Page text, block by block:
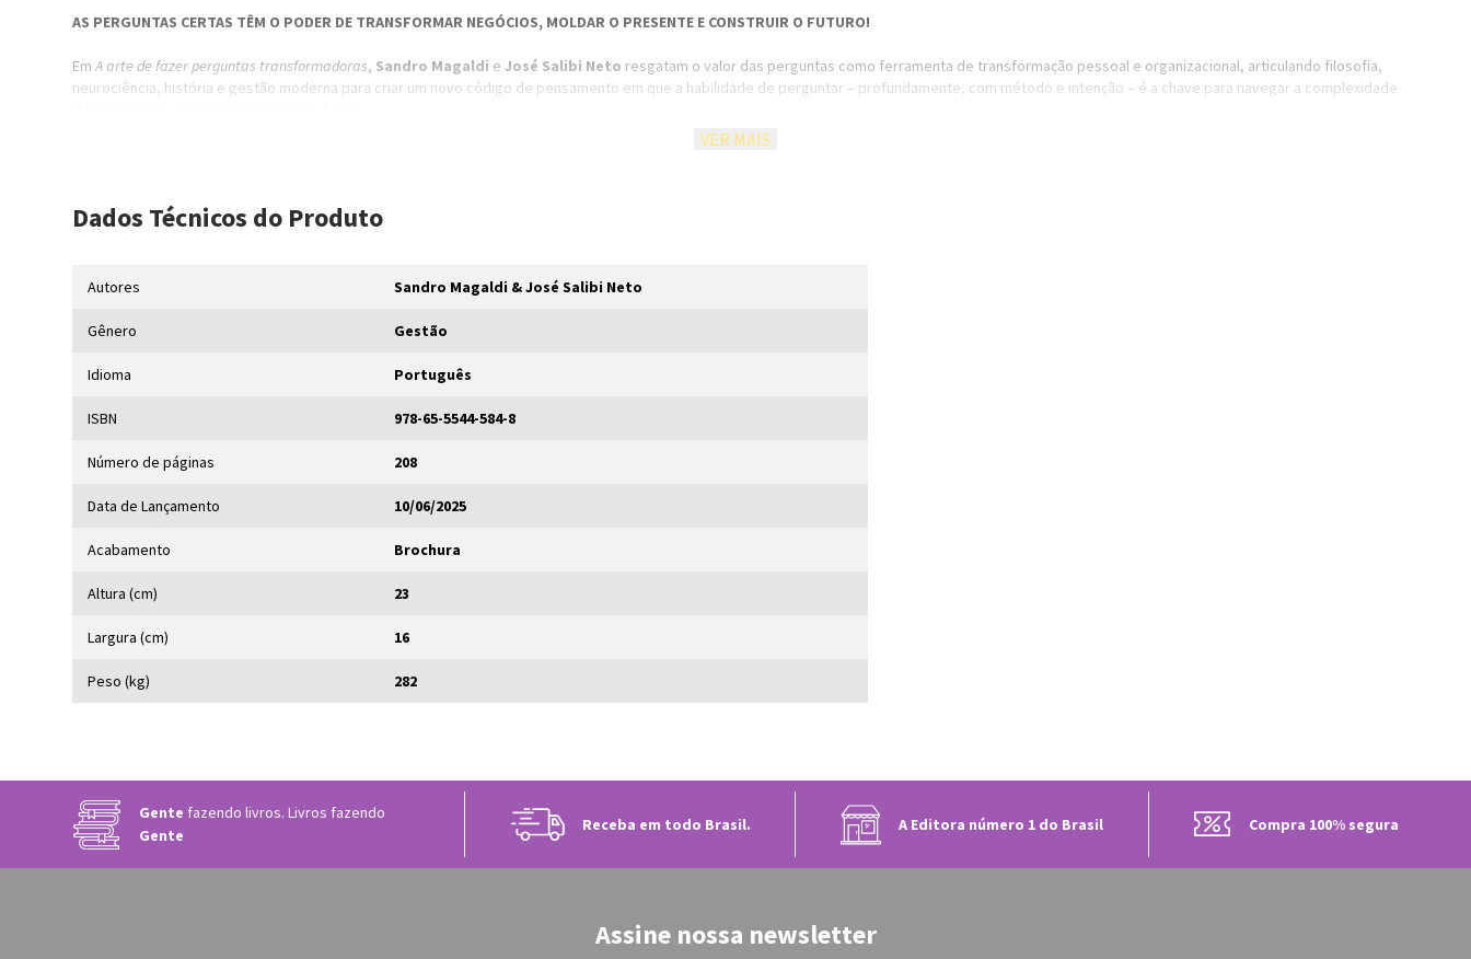
AS PERGUNTAS CERTAS TÊM O PODER DE TRANSFORMAR NEGÓCIOS, MOLDAR O PRESENTE E CONSTRUIR O FUTURO!
EmA arte de fazer perguntas transformadoras, Sandro Magaldi e José Salibi Neto resgatam o valor das perguntas como ferramenta de transformação pessoal e organizacional, articulando filosofia,
neurociência, história e gestão moderna para criar um novo código de pensamento em que a habilidade de perguntar – profundamente, com método e intenção – é a chave para navegar a complexidade
Romper com a cultura empresarial que valoriza respostas rápidas e superficiais;
Liderar com humildade, abrindo espaço para ideias originais e soluções sustentáveis.
VER MAIS
Dados Técnicos do Produto
Autores Sandro Magaldi & José Salibi Neto
Gênero Gestão
Idioma Português
ISBN 978-65-5544-584-8
Número de páginas 208
Data de Lançamento 10/06/2025
Acabamento Brochura
Altura (cm) 23
Largura (cm) 16
Peso (kg) 282
Gente fazendo livros. Livros fazendo
Gente
Receba em todo Brasil. A Editora número 1 do Brasil Compra 100% segura
Assine nossa newsletter